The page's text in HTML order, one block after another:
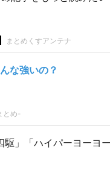
まとめくすアンテナ
な強いの？
とめ-
駆」「ハイパーヨーヨ